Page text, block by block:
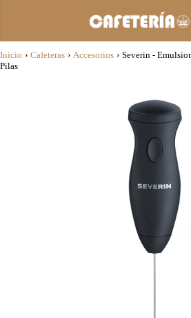
Inicio › Cafeteras › Accesorios › Severin -
Pilas